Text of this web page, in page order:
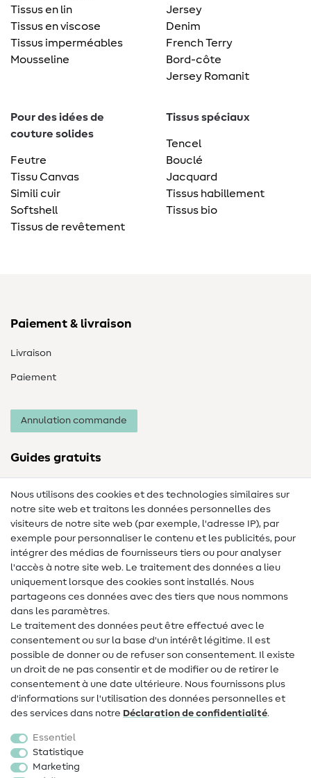
Tissus en lin
Tissus en viscose
Tissus imperméables
Mousseline
Jersey
Denim
French Terry
Bord-côte
Jersey Romanit
Pour des idées de
couture solides
Feutre
Tissu Canvas
Simili cuir
Softshell
Tissus de revêtement
Tissus spéciaux
Tencel
Bouclé
Jacquard
Tissus habillement
Tissus bio
Paiement & livraison
Livraison
Paiement
Annulation commande
Guides gratuits
Lexique de couture
Tutos de couture
Aide & contact
Contact
Changement de propriétaire
FAQ
Droit de rétractation
Populaire
Accessoires de couture
Promotions
Nous utilisons des cookies et des technologies similaires sur
notre site web et traitons les données personnelles des
visiteurs de notre site web (par exemple, l'adresse IP), par
exemple pour personnaliser le contenu et les publicités, pour
intégrer des médias de fournisseurs tiers ou pour analyser
l'accès à notre site web. Le traitement des données a lieu
uniquement lorsque des cookies sont installés. Nous
partageons ces données avec des tiers que nous nommons
dans les paramètres.
Le traitement des données peut être effectué avec le
consentement ou sur la base d'un intérêt légitime. Il est
possible de donner ou de refuser son consentement. Il existe
un droit de ne pas consentir et de modifier ou de retirer le
consentement à une date ultérieure. Nous fournissons plus
d'informations sur l'utilisation des données personnelles et
des services dans notre Déclaration de confidentialité.
Essentiel
Statistique
Marketing